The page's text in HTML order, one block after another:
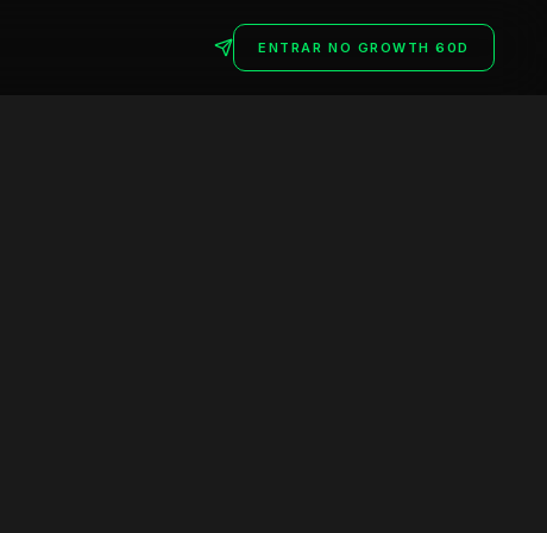
ENTRAR NO GROWTH 60D